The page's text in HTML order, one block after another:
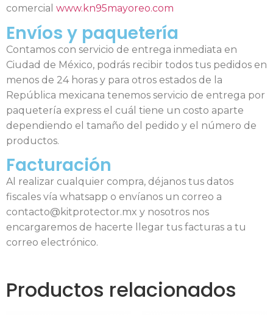
comercial www.kn95mayoreo.com
Envíos y paquetería
Contamos con servicio de entrega inmediata en
Ciudad de México, podrás recibir todos tus pedidos en
menos de 24 horas y para otros estados de la
República mexicana tenemos servicio de entrega por
paquetería express el cuál tiene un costo aparte
dependiendo el tamaño del pedido y el número de
productos.
Facturación
Al realizar cualquier compra, déjanos tus datos
fiscales vía whatsapp o envíanos un correo a
contacto@kitprotector.mx y nosotros nos
encargaremos de hacerte llegar tus facturas a tu
correo electrónico.
Productos relacionados